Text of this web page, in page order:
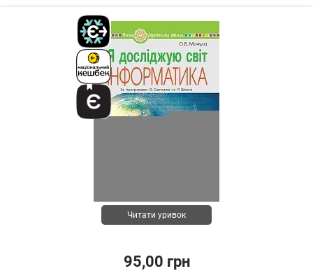
Читати уривок
95,00 грн